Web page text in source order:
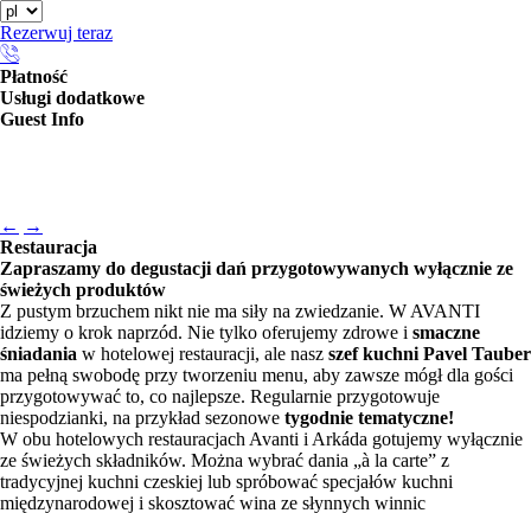
Rezerwuj teraz
Płatność
Usługi dodatkowe
Guest Info
← →
Restauracja
Zapraszamy do degustacji dań przygotowywanych wyłącznie ze
świeżych produktów
Z pustym brzuchem nikt nie ma siły na zwiedzanie. W AVANTI
idziemy o krok naprzód. Nie tylko oferujemy zdrowe i smaczne
śniadania w hotelowej restauracji, ale nasz szef kuchni Pavel Tauber
ma pełną swobodę przy tworzeniu menu, aby zawsze mógł dla gości
przygotowywać to, co najlepsze. Regularnie przygotowuje
niespodzianki, na przykład sezonowe tygodnie tematyczne!
W obu hotelowych restauracjach Avanti i Arkáda gotujemy wyłącznie
ze świeżych składników. Można wybrać dania „à la carte” z
tradycyjnej kuchni czeskiej lub spróbować specjałów kuchni
międzynarodowej i skosztować wina ze słynnych winnic